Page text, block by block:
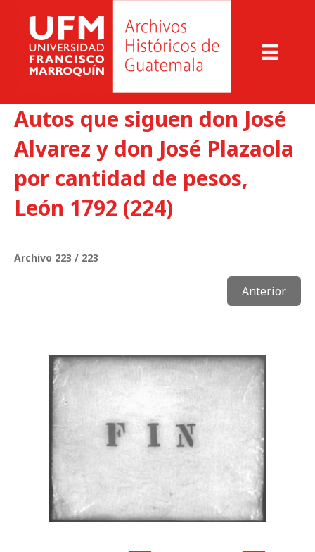
Autos que siguen don José
Alvarez y don José Plazaola
por cantidad de pesos,
León 1792 (224)
Archivo 223 / 223
Anterior